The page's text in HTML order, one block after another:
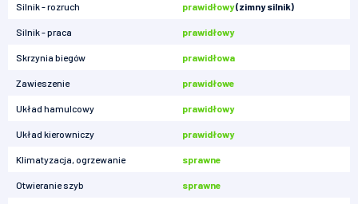
Silnik - rozruch prawidłowy(zimny silnik)
Silnik - praca prawidłowy
Skrzynia biegów prawidłowa
Zawieszenie prawidłowe
Układ hamulcowy prawidłowy
Układ kierowniczy prawidłowy
Klimatyzacja, ogrzewanie sprawne
Otwieranie szyb sprawne